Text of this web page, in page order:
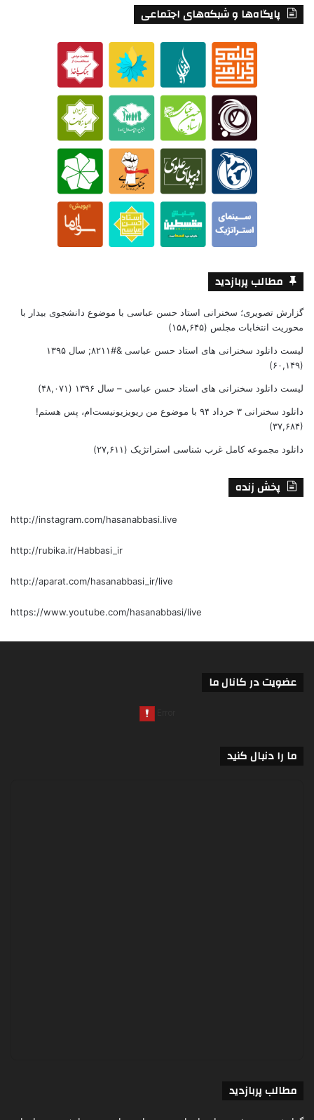
پایگاه‌ها و شبکه‌های اجتماعی
مطالب پربازدید
گزارش تصویری؛ سخنرانی استاد حسن عباسی با موضوع دانشجوی بیدار با
محوریت انتخابات مجلس (۱۵۸,۶۴۵)
لیست دانلود سخنرانی های استاد حسن عباسی &#۸۲۱۱; سال ۱۳۹۵
(۶۰,۱۴۹)
لیست دانلود سخنرانی های استاد حسن عباسی – سال ۱۳۹۶ (۴۸,۰۷۱)
دانلود سخنرانی ۳ خرداد ۹۴ با موضوع من ریویزیونیست‌ام، پس هستم!
(۳۷,۶۸۴)
دانلود مجموعه کامل غرب شناسی استراتژیک (۲۷,۶۱۱)
پخش زنده
http://instagram.com/hasanabbasi.live
http://rubika.ir/Habbasi_ir
http://aparat.com/hasanabbasi_ir/live
https://www.youtube.com/hasanabbasi/live
عضویت در کانال ما
ما را دنبال کنید
مطالب پربازدید